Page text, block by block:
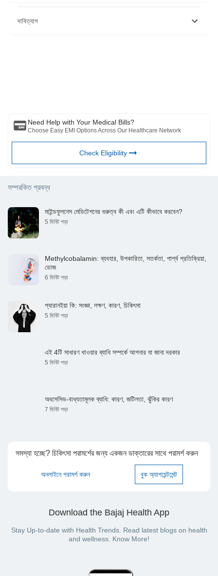
https://www.health.harvard.edu/heart-health/7-ways-to-
দাবিত্যাগ
Need Help with Your Medical Bills?
Choose Easy EMI Options Across Our Healthcare Network
Check Eligibility
সম্পরকিত প্রবন্ধ
মাইন্ডফুলনেস মেডিটেশনের গুরুত্ব কী এবং এটি কীভাবে করবেন?
5 মিনিট পড়া
Methylcobalamin: ব্যবহার, উপকারিতা, সতর্কতা, পার্শ্ব প্রতিক্রিয়া,
ডোজ
6 মিনিট পড়া
প্যারানইয়া কি: সংজ্ঞা, লক্ষণ, কারণ, চিকিৎসা
5 মিনিট পড়া
এই 4টি সাধারণ খাওয়ার ব্যাধি সম্পর্কে আপনার যা জানা দরকার
5 মিনিট পড়া
অবসেসিভ-বাধ্যতামূলক ব্যাধি: কারণ, জটিলতা, ঝুঁকির কারণ
7 মিনিট পড়া
সমস্যা হচ্ছে? চিকিৎসা পরামর্শের জন্য একজন ডাক্তারের সাথে পরামর্শ করুন
অনলাইনে পরামর্শ করুন বুক অ্যাপয়েন্টমেন্ট
Download the Bajaj Health App
Stay Up-to-date with Health Trends. Read latest blogs on health
and wellness. Know More!